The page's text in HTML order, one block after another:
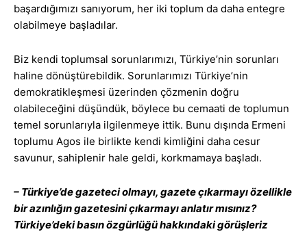
başardığımızı sanıyorum, her iki toplum da daha entegre
olabilmeye başladılar.
Biz kendi toplumsal sorunlarımızı, Türkiye’nin sorunları
haline dönüştürebildik. Sorunlarımızı Türkiye’nin
demokratikleşmesi üzerinden çözmenin doğru
olabileceğini düşündük, böylece bu cemaati de toplumun
temel sorunlarıyla ilgilenmeye ittik. Bunu dışında Ermeni
toplumu Agos ile birlikte kendi kimliğini daha cesur
savunur, sahiplenir hale geldi, korkmamaya başladı.
– Türkiye’de gazeteci olmayı, gazete çıkarmayı özellikle
bir azınlığın gazetesini çıkarmayı anlatır mısınız?
Türkiye’deki basın özgürlüğü hakkındaki görüşleriz